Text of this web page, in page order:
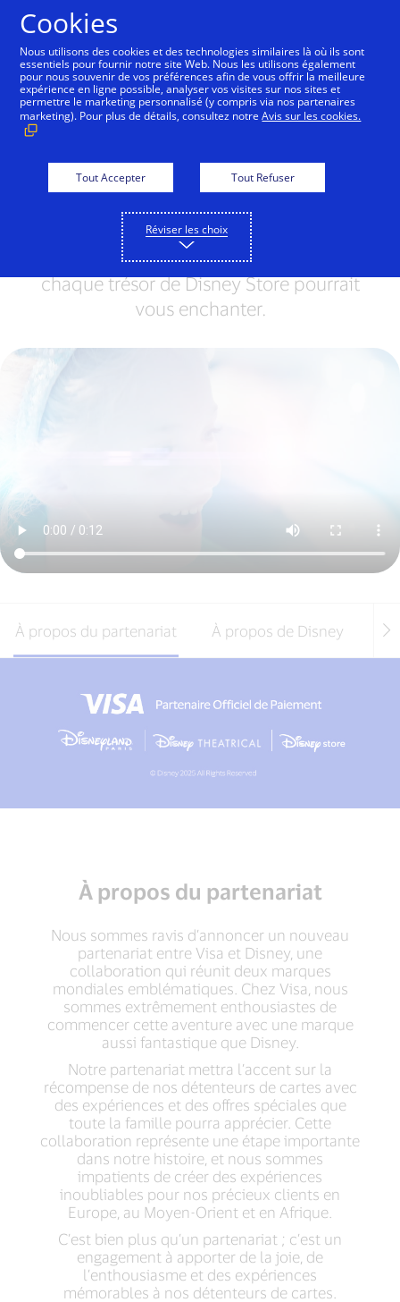
Un autre monde vous
attend
Préparez-vous à vivre une parenthèse
magique, loin du quotidien. Découvrez
un monde extraordinaire où chaque
rencontre à Disneyland® Paris, chaque
spectacle du Disney Theatre Group, et
chaque trésor de Disney Store pourrait
vous enchanter.
À propos du partenariat À propos de Disney
À propos du partenariat
Nous sommes ravis d’annoncer un nouveau
partenariat entre Visa et Disney, une
collaboration qui réunit deux marques
mondiales emblématiques. Chez Visa, nous
sommes extrêmement enthousiastes de
commencer cette aventure avec une marque
aussi fantastique que Disney.
Notre partenariat mettra l’accent sur la
récompense de nos détenteurs de cartes avec
des expériences et des offres spéciales que
toute la famille pourra apprécier. Cette
collaboration représente une étape importante
dans notre histoire, et nous sommes
impatients de créer des expériences
inoubliables pour nos précieux clients en
Europe, au Moyen-Orient et en Afrique.
C’est bien plus qu’un partenariat ; c’est un
engagement à apporter de la joie, de
l’enthousiasme et des expériences
mémorables à nos détenteurs de cartes.
Cookies
Nous utilisons des cookies et des technologies similaires là où ils sont
essentiels pour fournir notre site Web. Nous les utilisons également
pour nous souvenir de vos préférences afin de vous offrir la meilleure
expérience en ligne possible, analyser vos visites sur nos sites et
permettre le marketing personnalisé (y compris via nos partenaires
marketing). Pour plus de détails, consultez notreAvis sur les cookies.
Tout Accepter Tout Refuser
Réviser les choix